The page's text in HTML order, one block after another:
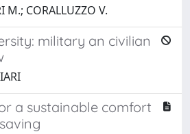
M.; CORALLUZZO V.
military an civilian
a sustainable comfort